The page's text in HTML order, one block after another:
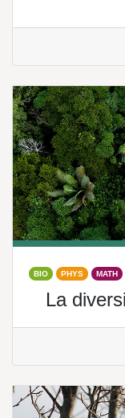
BIO PHYS MATH
La